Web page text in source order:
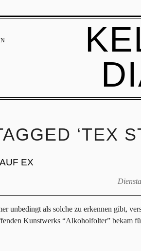
‘TEX
EX
unbedingt als solche zu erkennen gibt,
Kunstwerks “Alkoholfolter” bekam